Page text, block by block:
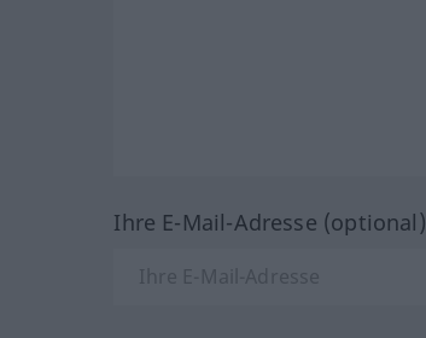
Ihre E-Mail-Adresse (optional)